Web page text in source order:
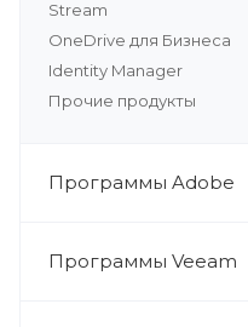
Stream
OneDrive для Бизнеса
Identity Manager
Прочие продукты
Программы Adobe
Программы Veeam